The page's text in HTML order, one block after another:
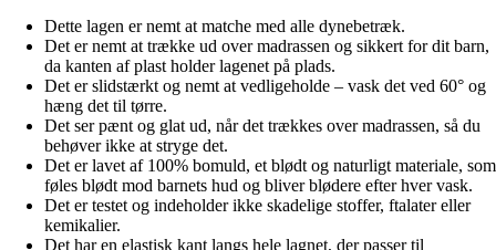
Dette lagen er nemt at matche med alle dynebetræk.
Det er nemt at trække ud over madrassen og sikkert for dit barn,
da kanten af plast holder lagenet på plads.
Det er slidstærkt og nemt at vedligeholde – vask det ved 60° og
hæng det til tørre.
Det ser pænt og glat ud, når det trækkes over madrassen, så du
behøver ikke at stryge det.
Det er lavet af 100% bomuld, et blødt og naturligt materiale, som
føles blødt mod barnets hud og bliver blødere efter hver vask.
Det er testet og indeholder ikke skadelige stoffer, ftalater eller
kemikalier.
Det har en elastisk kant langs hele lagnet, der passer til